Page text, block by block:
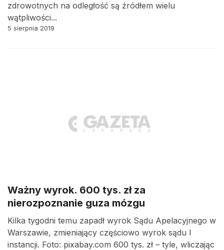
zdrowotnych na odległość są źródłem wielu
wątpliwości...
5 sierpnia 2019
Ważny wyrok. 600 tys. zł za
nierozpoznanie guza mózgu
Kilka tygodni temu zapadł wyrok Sądu Apelacyjnego w
Warszawie, zmieniający częściowo wyrok sądu I
instancji. Foto: pixabay.com 600 tys. zł – tyle, wliczając